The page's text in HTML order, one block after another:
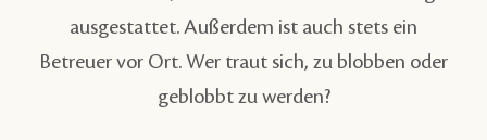
ausgestattet. Außerdem ist auch stets ein
Betreuer vor Ort. Wer traut sich, zu blobben oder
geblobbt zu werden?